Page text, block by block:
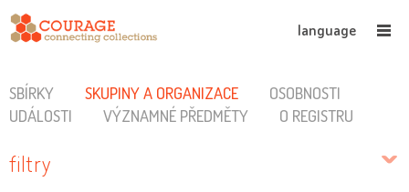
language
SBÍRKY SKUPINY A ORGANIZACE
OSOBNOSTI
UDÁLOSTI
VÝZNAMNÉ PŘEDMĚTY O REGISTRU
filtry